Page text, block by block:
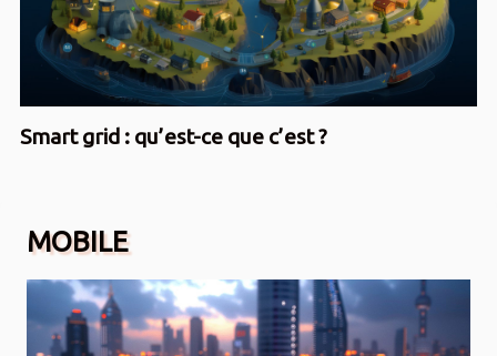
Smart grid : qu’est-ce que c’est ?
MOBILE